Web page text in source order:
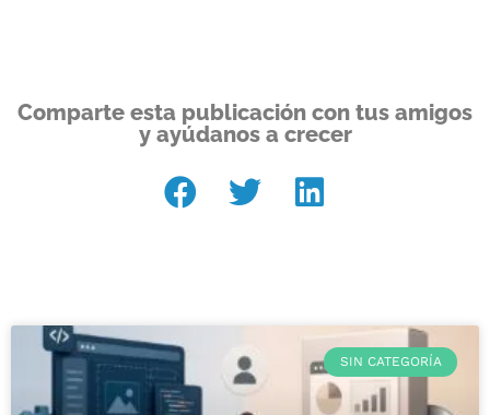
Comparte esta publicación con tus amigos
y ayúdanos a crecer
SIN CATEGORÍA